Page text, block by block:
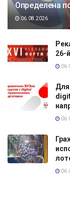
Определена
06.08.2026
26-
Для